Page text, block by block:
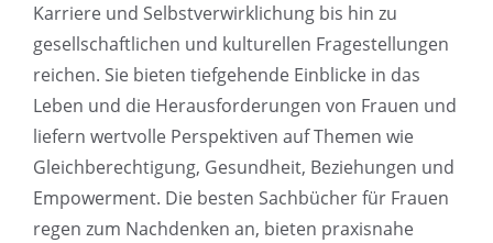
Karriere und Selbstverwirklichung bis hin zu
gesellschaftlichen und kulturellen Fragestellungen
reichen. Sie bieten tiefgehende Einblicke in das
Leben und die Herausforderungen von Frauen und
liefern wertvolle Perspektiven auf Themen wie
Gleichberechtigung, Gesundheit, Beziehungen und
Empowerment. Die besten Sachbücher für Frauen
regen zum Nachdenken an, bieten praxisnahe